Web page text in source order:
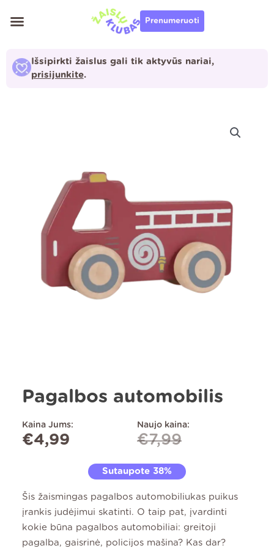
prie
Prenumeruoti
Išsipirkti žaislus gali tik aktyvūs nariai,
prisijunkite.
Pagalbos automobilis
Kaina Jums:
€4,99
Naujo kaina:
€7,99
Sutaupote 38%
Šis žaismingas pagalbos automobiliukas puikus
įrankis judėjimui skatinti. O taip pat, įvardinti
kokie būna pagalbos automobiliai: greitoji
pagalba, gaisrinė, policijos mašina? Kas dar?